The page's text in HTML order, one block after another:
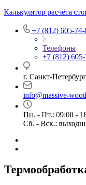
Калькулятор расчёта
+7 (812) 605-74-
Телефоны
+7 (812)
г. Санкт-
info@massive-
Пн. - Пт.: 09:00 -
Сб. - Вск.: